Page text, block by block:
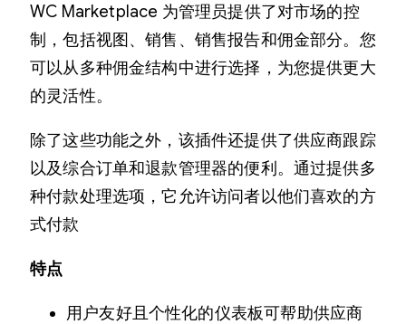
WC Marketplace 为管理员提供了对市场的控
制，包括视图、销售、销售报告和佣金部分。您
可以从多种佣金结构中进行选择，为您提供更大
的灵活性。
除了这些功能之外，该插件还提供了供应商跟踪
以及综合订单和退款管理器的便利。通过提供多
种付款处理选项，它允许访问者以他们喜欢的方
式付款
特点
用户友好且个性化的仪表板可帮助供应商